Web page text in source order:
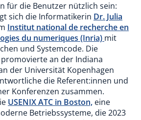
für die Benutzer nützlich sein:
sich die Informatikerin Dr. Julia
Institut national de recherche en
du numeriques (Inria) mit
und Systemcode. Die
an der Indiana
der Universität Kopenhagen
die Referent:innen und
Konferenzen zusammen.
USENIX ATC in Boston, eine
Betriebssysteme, die 2023